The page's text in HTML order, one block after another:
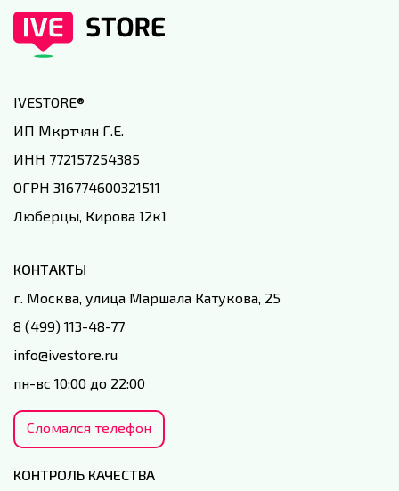
IVESTORE®
ИП Мкртчян Г.Е.
ИНН 772157254385
ОГРН 316774600321511
Люберцы, Кирова 12к1
КОНТАКТЫ
г. Москва, улица Маршала Катукова, 25
8 (499) 113-48-77
info@ivestore.ru
пн-вс 10:00 до 22:00
Сломался телефон
КОНТРОЛЬ КАЧЕСТВА